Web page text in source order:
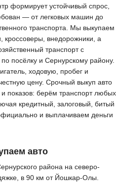
формирует устойчивый спрос,
— от легковых машин до
транспорта. Мы выкупаем
кроссоверы, внедорожники, а
транспорт с
посёлку и Сернурскому району.
ходовую, пробег и
цену. Срочный выкуп авто
показов: берём транспорт любых
кредитный, залоговый, битый
и выплачиваем деньги
авто
района на северо-
в 90 км от Йошкар-Олы.